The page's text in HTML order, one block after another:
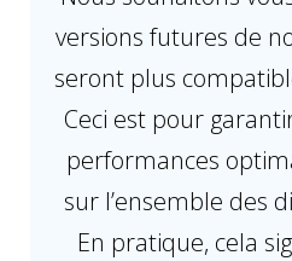
versions futures de
seront plus
Ceci est pour
performances
sur l’ensemble des
En pratique, cela